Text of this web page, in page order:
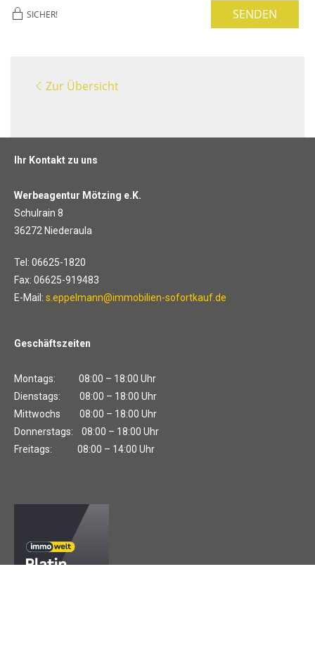
SICHER! SENDEN
Zur Übersicht
Ihr Kontakt zu uns
Werbeagentur Mötzing e.K.
Schulrain 8
36272 Niederaula
Tel: 06625-1820
Fax: 06625-919483
E-Mail: s.eppelmann@immobilien-sofortkauf.de
Geschäftszeiten
Montags: 08:00 – 18:00 Uhr
Dienstags: 08:00 – 18:00 Uhr
Mittwochs 08:00 – 18:00 Uhr
Donnerstags: 08:00 – 18:00 Uhr
Freitags: 08:00 – 14:00 Uhr